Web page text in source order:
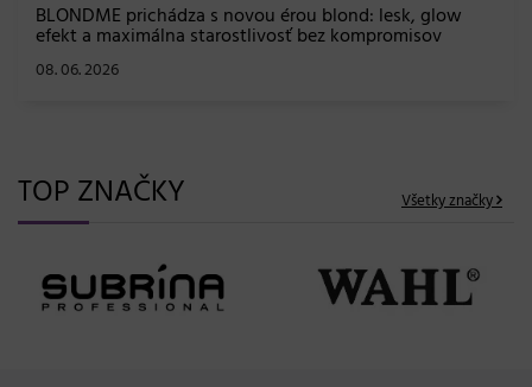
BLONDME prichádza s novou érou blond: lesk, glow
efekt a maximálna starostlivosť bez kompromisov
08. 06. 2026
TOP ZNAČKY Všetky značky